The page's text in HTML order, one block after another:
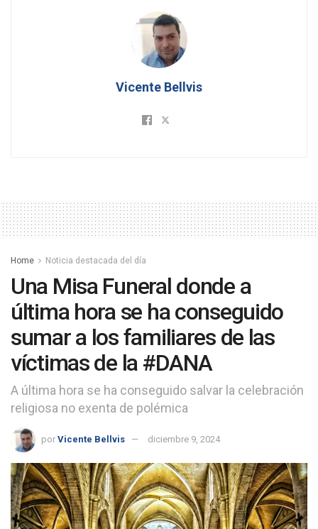
Vicente Bellvis
Home Noticia destacada del día
Una Misa Funeral donde a
última hora se ha conseguido
sumar a los familiares de las
víctimas de la #DANA
A última hora se ha conseguido salvar la celebración
religiosa no exenta de polémica
por Vicente Bellvis diciembre 9, 2024